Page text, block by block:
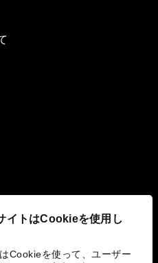
イトはCookieを使用し
Cookieを使って、ユーザー